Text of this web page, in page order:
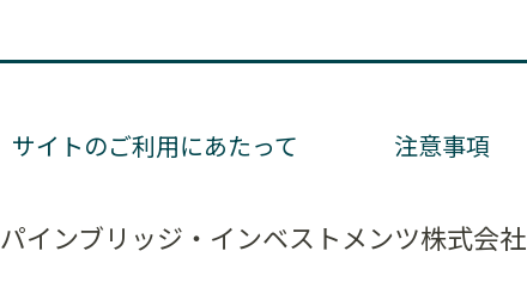
サイトのご利用にあたって 注意事項
パインブリッジ・インベストメンツ株式会社